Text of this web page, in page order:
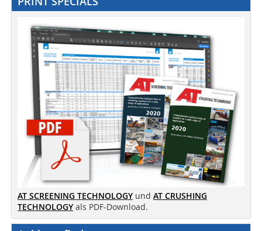
AT SCREENING TECHNOLOGY und AT CRUSHING
TECHNOLOGY als PDF-Download.